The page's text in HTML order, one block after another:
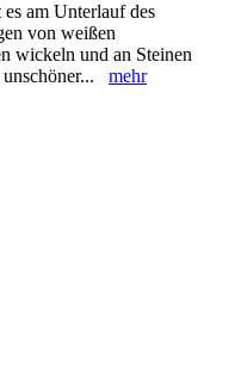
am Unterlauf des
von weißen
wickeln und an Steinen
mehr